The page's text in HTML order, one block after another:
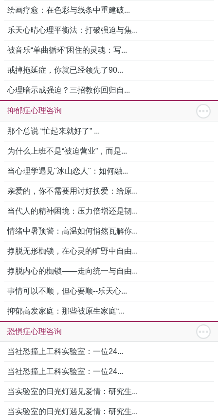
绘画疗愈：在色彩与线条中重建破...
乐天心晴心理平衡法：打破强迫与焦...
被音乐“单曲循环”困住的灵魂：写...
戒掉拖延症，你就已经领先了90...
心理暗示成强迫？三招教你回归自...
抑郁症心理咨询
那个总说 “忙起来就好了” ...
为什么上班不是“被迫营业”，而是...
当心理学遇见"冰山恋人"：如何融...
亲爱的，你不需要用讨好换爱：给原...
当代人的精神困境：压力倍增还是韧...
情绪中暑预警：高温如何悄然瓦解你...
挣脱无形枷锁，在心灵的旷野中自由...
挣脱内心的枷锁——走向统一与自由...
事情可以不顺，但心要顺--乐天心...
抑郁高发家庭：那些被原生家庭“...
恐惧症心理咨询
当社恐撞上工科实验室：一位24...
当社恐撞上工科实验室：一位24...
当实验室的日光灯遇见爱情：研究生...
当实验室的日光灯遇见爱情：研究生...